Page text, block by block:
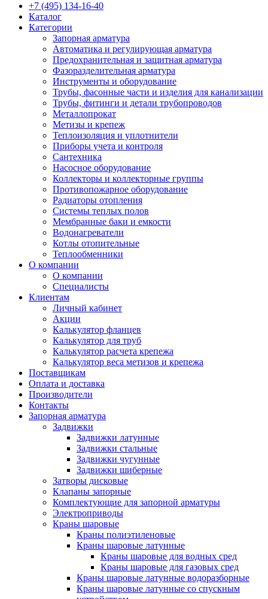
+7 (495) 134-16-40
Каталог
Категории
Запорная арматура
Автоматика и регулирующая арматура
Предохранительная и защитная арматура
Фазоразделительная арматура
Инструменты и оборудование
Трубы, фасонные части и изделия для канализации
Трубы, фитинги и детали трубопроводов
Металлопрокат
Метизы и крепеж
Теплоизоляция и уплотнители
Приборы учета и контроля
Сантехника
Насосное оборудование
Коллекторы и коллекторные группы
Противопожарное оборудование
Радиаторы отопления
Системы теплых полов
Мембранные баки и емкости
Водонагреватели
Котлы отопительные
Теплообменники
О компании
О компании
Специалисты
Клиентам
Личный кабинет
Акции
Калькулятор фланцев
Калькулятор для труб
Калькулятор расчета крепежа
Калькулятор веса метизов и крепежа
Поставщикам
Оплата и доставка
Производители
Контакты
Запорная арматура
Задвижки
Задвижки латунные
Задвижки стальные
Задвижки чугунные
Задвижки шиберные
Затворы дисковые
Клапаны запорные
Комплектующие для запорной арматуры
Электроприводы
Краны шаровые
Краны полиэтиленовые
Краны шаровые латунные
Краны шаровые для водных сред
Краны шаровые для газовых сред
Краны шаровые латунные водоразборные
Краны шаровые латунные со спускным